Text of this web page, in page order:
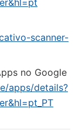
scanner-
no Google
apps/details?